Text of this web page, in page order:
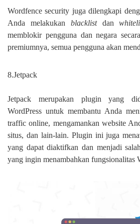
Wordfence security juga dilengkapi
Anda melakukan blacklist dan
memblokir pengguna dan negara
premiumnya, semua pengguna akan
8.Jetpack
Jetpack merupakan plugin yang
WordPress untuk membantu Anda
traffic online, mengamankan website
situs, dan lain-lain. Plugin ini juga
yang dapat diaktifkan dan menjadi
yang ingin menambahkan fungsionalitas